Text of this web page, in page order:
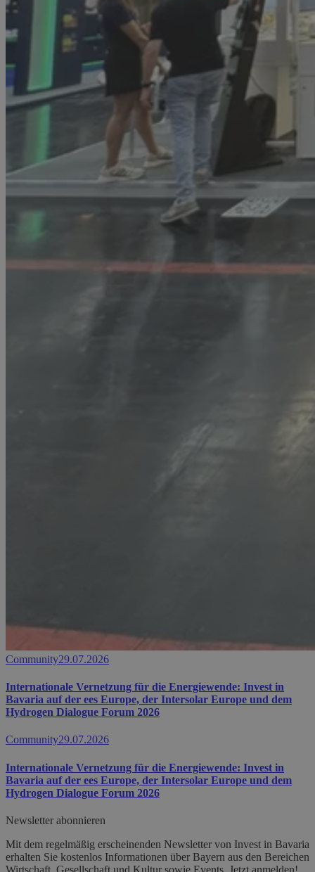
Community29.07.2026
Internationale Vernetzung für die Energiewende: Invest in
Bavaria auf der ees Europe, der Intersolar Europe und dem
Hydrogen Dialogue Forum 2026
Community29.07.2026
Internationale Vernetzung für die Energiewende: Invest in
Bavaria auf der ees Europe, der Intersolar Europe und dem
Hydrogen Dialogue Forum 2026
Newsletter abonnieren
Mit dem regelmäßig erscheinenden Newsletter von Invest in Bavaria
erhalten Sie kostenlos Informationen über Bayern aus den Bereichen
Wirtschaft, Gesellschaft und Kultur sowie Events. Jetzt anmelden!